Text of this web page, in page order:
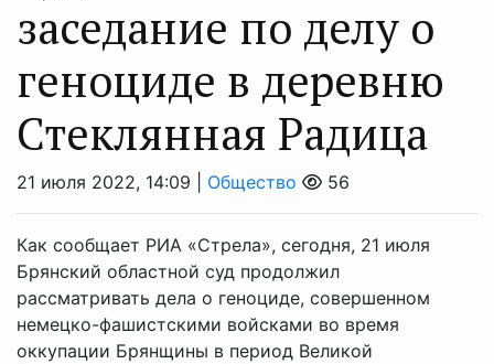
заседание по делу о
геноциде в деревню
Стеклянная Радица
21 июля 2022, 14:09 | Общество 56
Как сообщает РИА «Стрела», сегодня, 21 июля
Брянский областной суд продолжил
рассматривать дела о геноциде, совершенном
немецко-фашистскими войсками во время
оккупации Брянщины в период Великой